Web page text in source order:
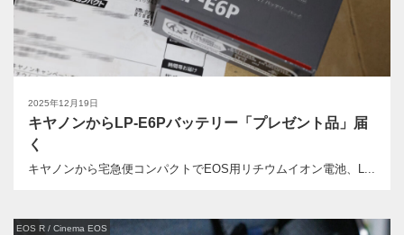
2025年12月19日
キヤノンからLP-E6Pバッテリー「プレゼント品」届
く
キヤノンから宅急便コンパクトでEOS用リチウムイオン電池、L...
EOS R / Cinema EOS